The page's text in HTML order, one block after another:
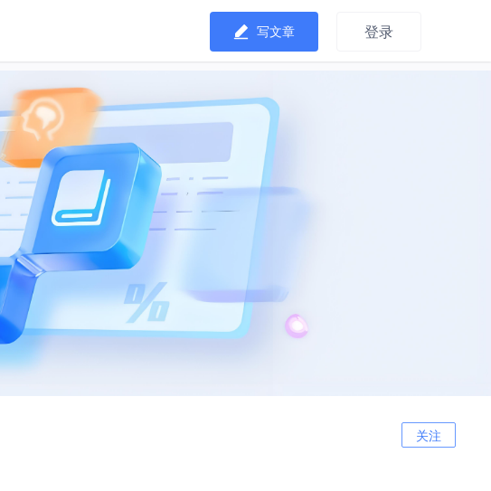
写文章 登录
关注